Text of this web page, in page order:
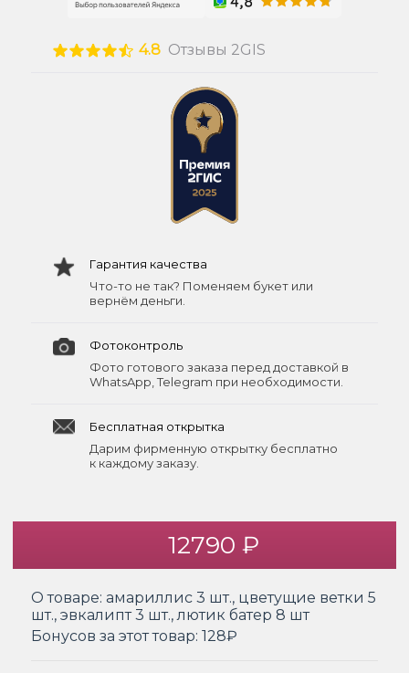
4.8 Отзывы 2GIS
Гарантия качества
Что-то не так? Поменяем букет или
вернём деньги.
Фотоконтроль
Фото готового заказа перед доставкой в
WhatsApp, Telegram при необходимости.
Бесплатная открытка
Дарим фирменную открытку бесплатно
к каждому заказу.
12790 ₽
О товаре: амариллис 3 шт., цветущие ветки 5
шт., эвкалипт 3 шт., лютик батер 8 шт
Бонусов за этот товар: 128₽